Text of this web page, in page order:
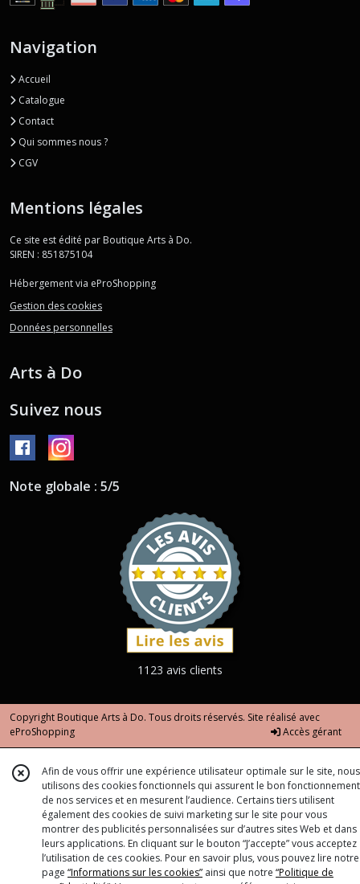
Navigation
Accueil
Catalogue
Contact
Qui sommes nous ?
CGV
Mentions légales
Ce site est édité par Boutique Arts à Do.
SIREN : 851875104
Hébergement via eProShopping
Gestion des cookies
Données personnelles
Arts à Do
Suivez nous
Note globale : 5/5
1123 avis clients
Copyright Boutique Arts à Do. Tous droits réservés. Site réalisé avec
eProShopping
Accès gérant
Afin de vous offrir une expérience utilisateur optimale sur le site, nous
utilisons des cookies fonctionnels qui assurent le bon fonctionnement
de nos services et en mesurent l’audience. Certains tiers utilisent
également des cookies de suivi marketing sur le site pour vous
montrer des publicités personnalisées sur d’autres sites Web et dans
leurs applications. En cliquant sur le bouton “J’accepte” vous acceptez
l’utilisation de ces cookies. Pour en savoir plus, vous pouvez lire notre
page “Informations sur les cookies” ainsi que notre “Politique de